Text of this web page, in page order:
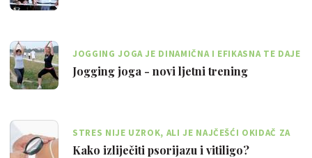
JOGGING JOGA JE DINAMIČNA I EFIKASNA TE DAJE
SVJEŽINU I SNAGU
Jogging joga - novi ljetni trening
STRES NIJE UZROK, ALI JE NAJČEŠĆI OKIDAČ ZA
RAZVOJ RAZLIČITIH BOLESTI KOŽE
Kako izliječiti psorijazu i vitiligo?